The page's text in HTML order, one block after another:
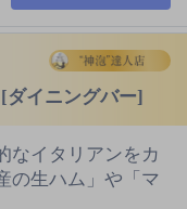
[ダイニングバー]
なイタリアンをカ
の生ハム」や「マ